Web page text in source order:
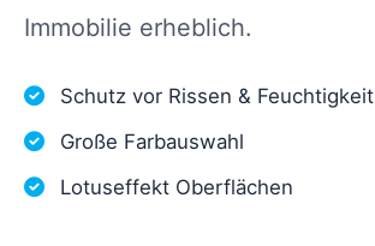
Immobilie erheblich.
Schutz vor Rissen & Feuchtigkeit
Große Farbauswahl
Lotuseffekt Oberflächen